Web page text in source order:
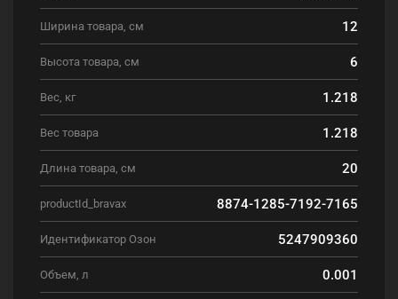
Ширина товара, см 12
Высота товара, см 6
Вес, кг 1.218
Вес товара 1.218
Длина товара, см 20
productId_bravax 8874-1285-7192-7165
Идентификатор Озон 5247909360
Объем, л 0.001